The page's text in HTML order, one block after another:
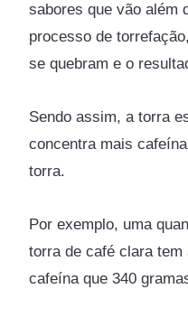
sabores que vão além
processo de
se quebram e o
Sendo assim, a torra
concentra mais
torra.
Por exemplo, uma
torra de café clara tem
cafeína que 340